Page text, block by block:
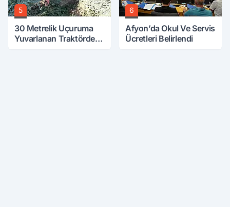
5
30 Metrelik Uçuruma
Yuvarlanan Traktörden
6
Afyon’da Okul Ve Servis
Ücretleri Belirlendi